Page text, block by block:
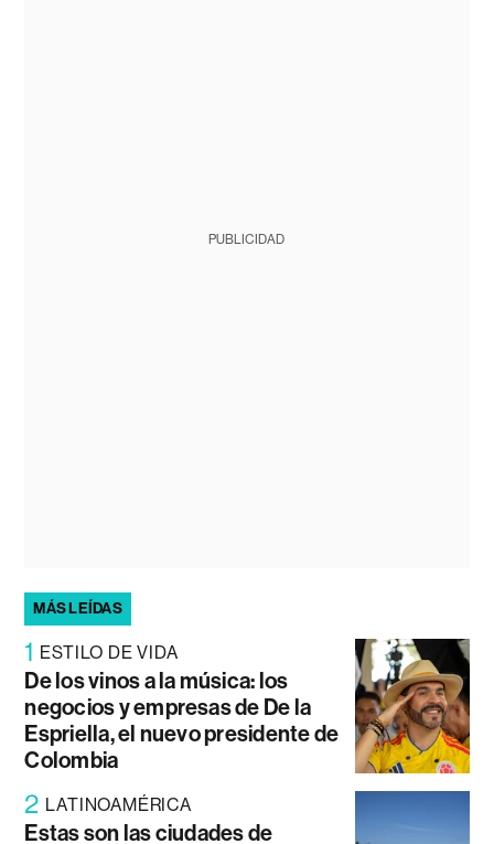
PUBLICIDAD
MÁS LEÍDAS
1 ESTILO DE VIDA
De los vinos a la música: los
negocios y empresas de De la
Espriella, el nuevo presidente de
Colombia
2 LATINOAMÉRICA
Estas son las ciudades de